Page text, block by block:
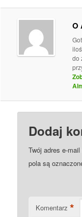
O
do
Dodaj
Twój adres e-
pola są
Komentarz *